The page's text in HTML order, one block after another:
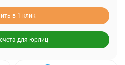
в 1 клик
для юрлиц